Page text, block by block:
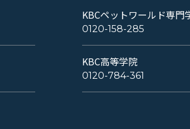
KBCペットワールド専門
0120-158-285
KBC高等学院
0120-784-361